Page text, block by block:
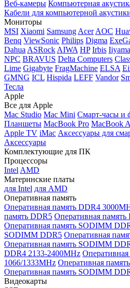
Веб-камеры Компьютерная
Кабели для компьютерной
Мониторы
MSI Xiaomi Samsung Acer AOC
Benq ViewSonic Philips Digma
Dahua ASRock AIWA HP Irbis Iiyama
NPC BRAVUS Delta Computers
Lime Gigabyte FragMachine ELSA
GMNG ICL Hispida LEFF Vandor
Тесла
Apple
Все для Apple
Mac Studio Mac Mini Смарт-часы и
Планшеты MacBook Pro MacBook
Apple TV iMac Аксессуары для
Аксессуары
Комплектующие для ПК
Процессоры
Intel AMD
Материнские платы
для Intel для AMD
Оперативная память
Оперативная память DDR4
память DDR5 Оперативная
Оперативная память SODIMM
SODIMM DDR5 Оперативная
Оперативная память SODIMM
DDR4 2133-2400MHz
1066/1333MHz Оперативная
Оперативная память SODIMM
Видеокарты